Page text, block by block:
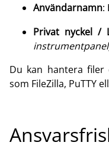
Användarnamn:
Privat nyckel /
Du kan hantera filer
som FileZilla, PuTTY